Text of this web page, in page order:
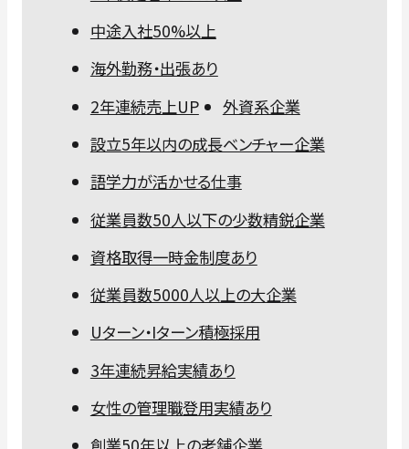
中途入社50%以上
海外勤務・出張あり
2年連続売上UP
外資系企業
設立5年以内の成長ベンチャー企業
語学力が活かせる仕事
従業員数50人以下の少数精鋭企業
資格取得一時金制度あり
従業員数5000人以上の大企業
Uターン・Iターン積極採用
3年連続昇給実績あり
女性の管理職登用実績あり